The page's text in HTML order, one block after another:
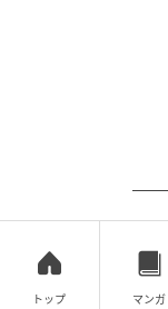
オレンジページnet
トップ マンガ